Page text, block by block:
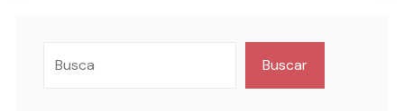
Buscar